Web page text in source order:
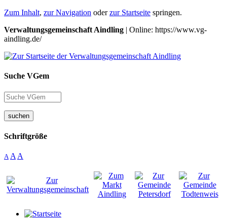
Zum Inhalt, zur Navigation oderzur Startseite springen.
Verwaltungsgemeinschaft Aindling | Online: https://www.vg-
aindling.de/
Suche VGem
suchen
Schriftgröße
A A A